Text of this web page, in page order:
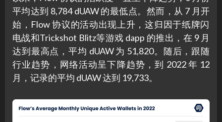
平均达到 8,784 dUAW 的最低点。然而，从 7 月开
始，Flow 协议的活动出现上升，这归因于纸牌闪​​
电战和Trickshot Blitz等游戏 dapp 的推出，在 9 月
达到最高点，平均 dUAW 为 51,820。随后，跟随
行业趋势，网络活动呈下降趋势，到 2022 年 12
月，记录的平均 dUAW 达到 19,733。